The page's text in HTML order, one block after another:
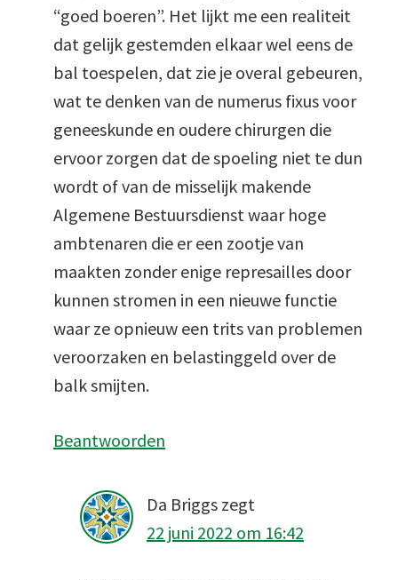
“goed boeren”. Het lijkt me een realiteit
dat gelijk gestemden elkaar wel eens de
bal toespelen, dat zie je overal gebeuren,
wat te denken van de numerus fixus voor
geneeskunde en oudere chirurgen die
ervoor zorgen dat de spoeling niet te dun
wordt of van de misselijk makende
Algemene Bestuursdienst waar hoge
ambtenaren die er een zootje van
maakten zonder enige represailles door
kunnen stromen in een nieuwe functie
waar ze opnieuw een trits van problemen
veroorzaken en belastinggeld over de
balk smijten.
Beantwoorden
Da Briggs zegt
22 juni 2022 om 16:42